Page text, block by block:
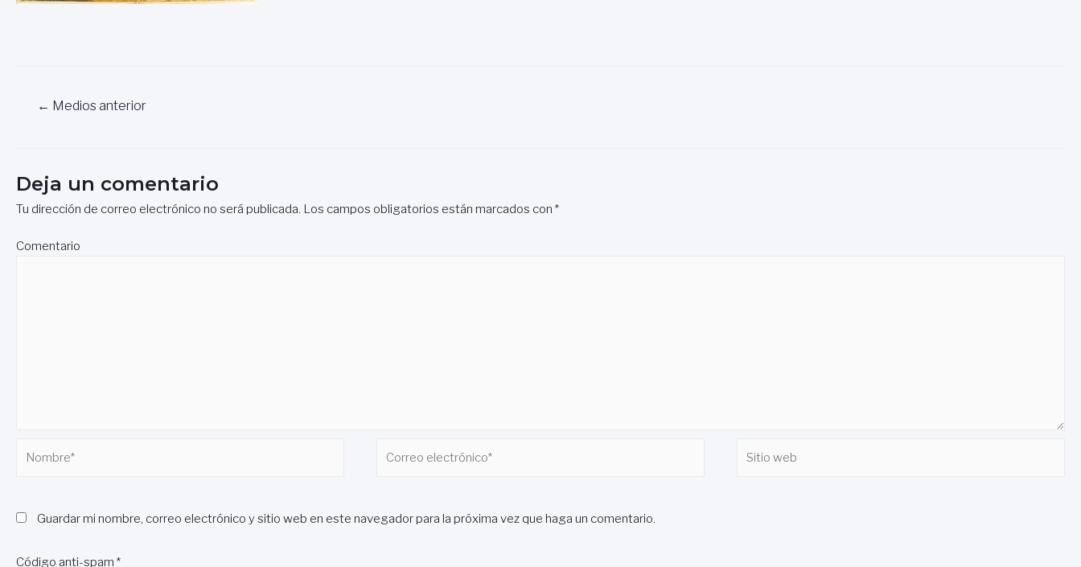
Navegación
entradas
← Medios anterior
Deja un comentario
Tu dirección de correo electrónico no será publicada. Los campos obligatorios están marcados con *
Comentario
Guardar mi nombre, correo electrónico y sitio web en este navegador para la próxima vez que haga un comentario.
Código anti-spam *